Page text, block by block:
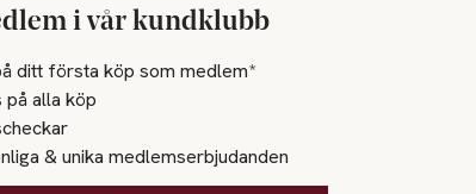
i vår kundklubb
ditt första köp som medlem*
på alla köp
& unika medlemserbjudanden